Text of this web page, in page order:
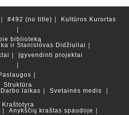
#492 (no title) Kultūros Kurortas
biblioteką
ir Stanislovas Didžiuliai
Įgyvendinti projektai
Struktūra
Darbo laikas
Svetainės medis
Kraštotyra
Anykščių kraštas spaudoje